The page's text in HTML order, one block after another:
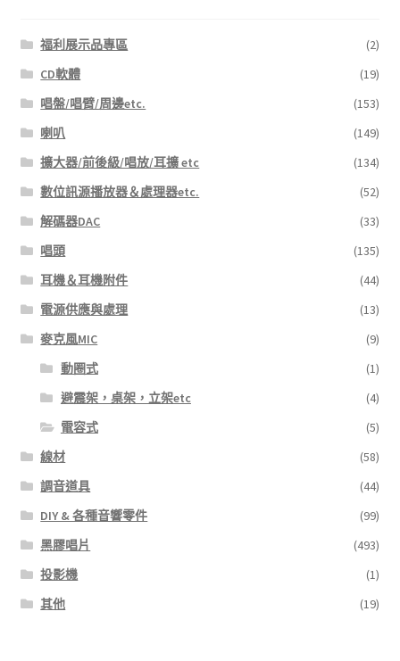
福利展示品專區
(2)
CD軟體
(19)
唱盤/唱臂/周邊etc.
(153)
喇叭
(149)
擴大器/前後級/唱放/耳擴 etc
(134)
數位訊源播放器＆處理器etc.
(52)
解碼器DAC
(33)
唱頭
(135)
耳機＆耳機附件
(44)
電源供應與處理
(13)
麥克風MIC
(9)
動圈式
(1)
避震架，桌架，立架etc
(4)
電容式
(5)
線材
(58)
調音道具
(44)
DIY & 各種音響零件
(99)
黑膠唱片
(493)
投影機
(1)
其他
(19)